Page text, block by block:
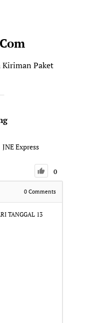
Kiriman Paket
JNE Express
0
0Comments
TANGGAL 13